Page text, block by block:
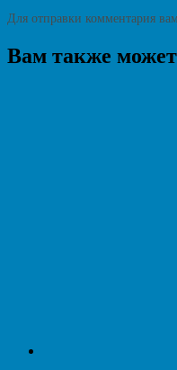
Для отправки комментария
Вам также